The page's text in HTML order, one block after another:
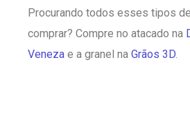
Procurando todos esses tipos
comprar? Compre no atacado na
Veneza e a granel na Grãos 3D.